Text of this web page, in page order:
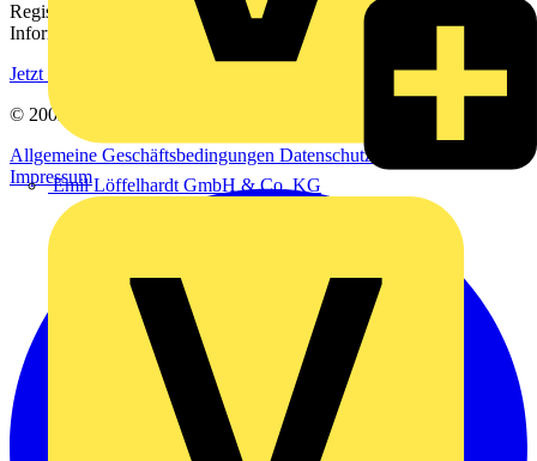
Emil Löffelhardt GmbH & Co. KG
Registrieren Sie sich kostenlos und erhalten Sie stets aktuelle
Informationen aus der Elektroindustrie.
Jetzt registrieren
© 2002-
Allgemeine Geschäftsbedingungen Datenschutzerklärung
Impressum